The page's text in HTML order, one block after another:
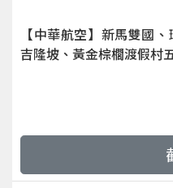
【中華航空】新馬雙國
吉隆坡、黃金棕櫚渡假村